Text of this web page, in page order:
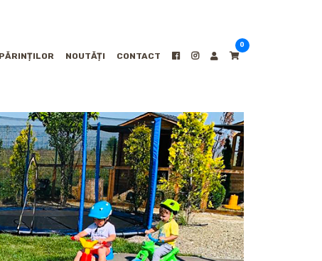
NOUTĂȚI CONTACT
0